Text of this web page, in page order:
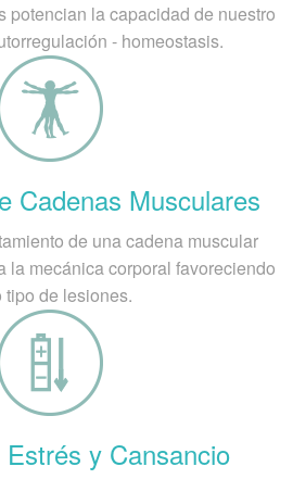
potencian la capacidad de nuestro
- homeostasis.
Cadenas Musculares
de una cadena muscular
la mecánica corporal favoreciendo
tipo de lesiones.
y Cansancio